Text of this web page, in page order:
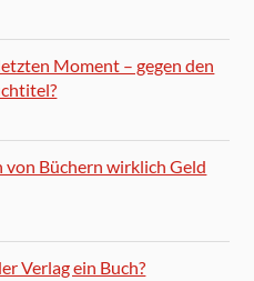
Moment – gegen den
von Büchern wirklich Geld
Verlag ein Buch?